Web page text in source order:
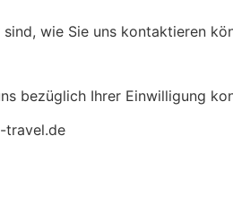
wie Sie uns kontaktieren
bezüglich Ihrer Einwilligung
travel.de